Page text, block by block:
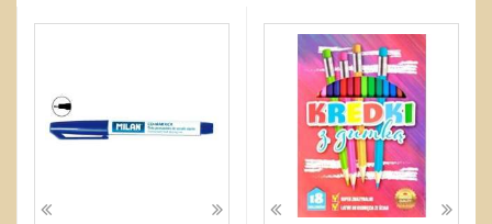
Bajkowe
Inne
Do rozkręcania
Bąki
Wyprzedaż
Promocje
Zakupy hurtowe